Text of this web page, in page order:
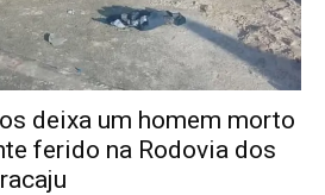
deixa um homem morto
ferido na Rodovia dos